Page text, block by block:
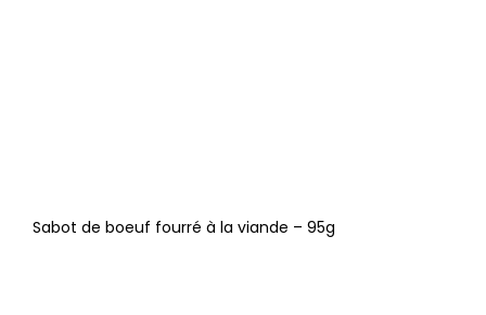
Sabot de boeuf fourré à la viande – 95g